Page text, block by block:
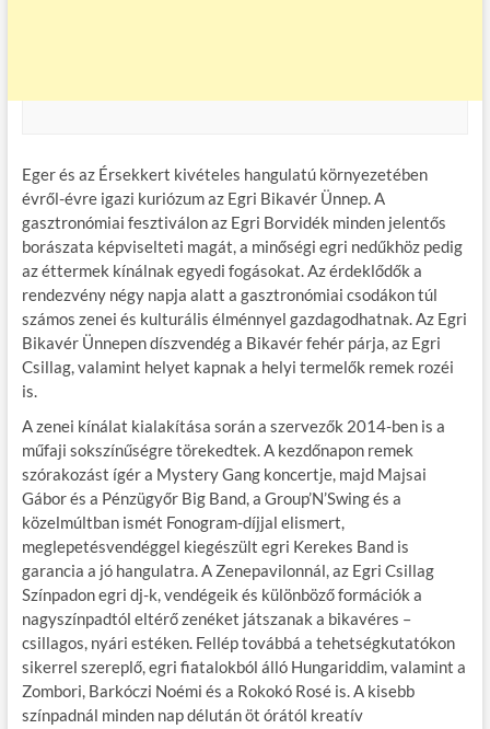
Eger és az Érsekkert kivételes hangulatú környezetében
évről-évre igazi kuriózum az Egri Bikavér Ünnep. A
gasztronómiai fesztiválon az Egri Borvidék minden jelentős
borászata képviselteti magát, a minőségi egri nedűkhöz pedig
az éttermek kínálnak egyedi fogásokat. Az érdeklődők a
rendezvény négy napja alatt a gasztronómiai csodákon túl
számos zenei és kulturális élménnyel gazdagodhatnak. Az Egri
Bikavér Ünnepen díszvendég a Bikavér fehér párja, az Egri
Csillag, valamint helyet kapnak a helyi termelők remek rozéi
is.
A zenei kínálat kialakítása során a szervezők 2014-ben is a
műfaji sokszínűségre törekedtek. A kezdőnapon remek
szórakozást ígér a Mystery Gang koncertje, majd Majsai
Gábor és a Pénzügyőr Big Band, a Group’N’Swing és a
közelmúltban ismét Fonogram-díjjal elismert,
meglepetésvendéggel kiegészült egri Kerekes Band is
garancia a jó hangulatra. A Zenepavilonnál, az Egri Csillag
Színpadon egri dj-k, vendégeik és különböző formációk a
nagyszínpadtól eltérő zenéket játszanak a bikavéres –
csillagos, nyári estéken. Fellép továbbá a tehetségkutatókon
sikerrel szereplő, egri fiatalokból álló Hungariddim, valamint a
Zombori, Barkóczi Noémi és a Rokokó Rosé is. A kisebb
színpadnál minden nap délután öt órától kreatív